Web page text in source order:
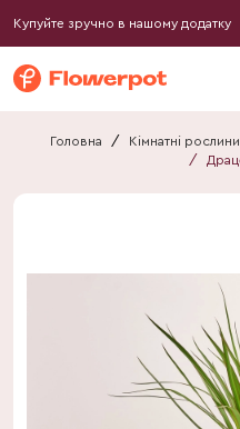
Купуйте зручно в нашому додатку
Головна / Кімнатні рослини
/